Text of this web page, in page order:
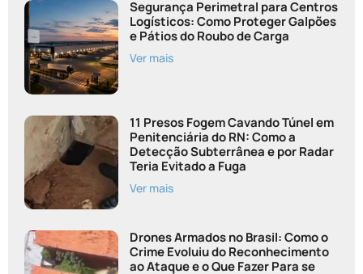
Segurança Perimetral para Centros
Logísticos: Como Proteger Galpões
e Pátios do Roubo de Carga
Ver mais
11 Presos Fogem Cavando Túnel em
Penitenciária do RN: Como a
Detecção Subterrânea e por Radar
Teria Evitado a Fuga
Ver mais
Drones Armados no Brasil: Como o
Crime Evoluiu do Reconhecimento
ao Ataque e o Que Fazer Para se